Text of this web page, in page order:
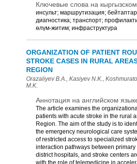
Ключевые слова на
инсульт; маршрутизация;
диагностика; транспорт;
өлүм-житим; инфраструктура
ORGANIZATION OF PATIENT
STROKE CASES IN RURAL
REGION
Orazaliyev B.A., Kasiyev N.K.,
M.K.
Аннотация на английском
The article examines the
patients with acute stroke in the rural
Region. The aim of the study is to
the emergency neurological care
of restricted access to specialized
interaction pathways between
district hospitals, and stroke centers
with the role of telemedicine in